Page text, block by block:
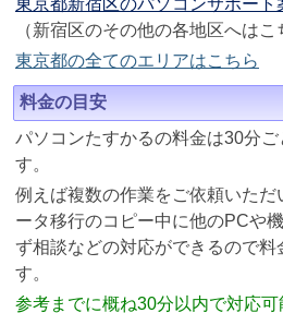
東京都新宿区のパソコンサポート
（新宿区のその他の各地区へはこ
東京都の全てのエリアはこちら
料金の目安
パソコンたすかるの料金は30分
す。
例えば複数の作業をご依頼いた
ータ移行のコピー中に他のPCや
ず相談などの対応ができるので料
す。
参考までに概ね30分以内で対応可